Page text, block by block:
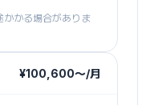
かる場合がありま
¥100,600〜/月